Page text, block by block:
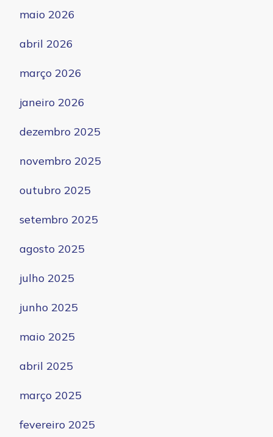
maio 2026
abril 2026
março 2026
janeiro 2026
dezembro 2025
novembro 2025
outubro 2025
setembro 2025
agosto 2025
julho 2025
junho 2025
maio 2025
abril 2025
março 2025
fevereiro 2025